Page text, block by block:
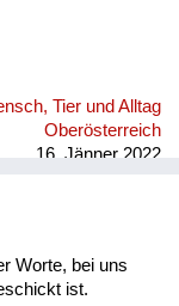
Tier und Alltag
Oberösterreich
16. Jänner 2022
Worte, bei uns
ist.